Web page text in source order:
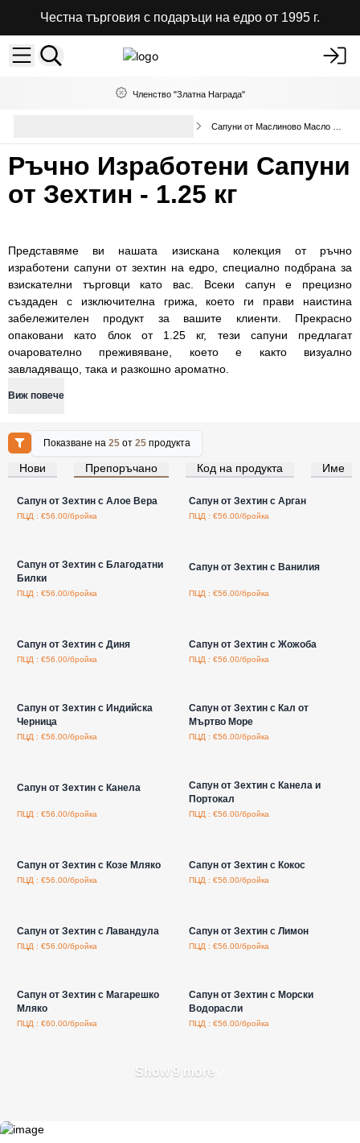
Честна търговия с подаръци на едро от 1995 г.
Членство "Златна Награда"
Ръчно Изработени Сапуни
от Зехтин - 1.25 кг
Представяме ви нашата изискана колекция от ръчно
изработени сапуни от зехтин на едро, специално подбрана за
взискателни търговци като вас. Всеки сапун е прецизно
създаден с изключителна грижа, което ги прави наистина
забележителен продукт за вашите клиенти. Прекрасно
опаковани като блок от 1.25 кг, тези сапуни предлагат
очарователно преживяване, което е както визуално
завладяващо, така и разкошно ароматно.
Виж повече
Показване на25 от25 продукта
Нови Препоръчано Код на продукта Име
Влезте за цени на едро
Сапун от Зехтин с Алое Вера
ПЦД : €56.00/бройка
Влезте за цени на едро
Сапун от Зехтин с Арган
ПЦД : €56.00/бройка
Сапун от Зехтин с Благодатни
Билки
ПЦД : €56.00/бройка
Сапун от Зехтин с Ванилия
ПЦД : €56.00/бройка
Сапун от Зехтин с Диня
ПЦД : €56.00/бройка
Сапун от Зехтин с Жожоба
ПЦД : €56.00/бройка
Сапун от Зехтин с Индийска
Черница
ПЦД : €56.00/бройка
Сапун от Зехтин с Кал от
Мъртво Море
ПЦД : €56.00/бройка
Сапун от Зехтин с Канела
ПЦД : €56.00/бройка
Сапун от Зехтин с Канела и
Портокал
ПЦД : €56.00/бройка
Сапун от Зехтин с Козе Мляко
ПЦД : €56.00/бройка
Сапун от Зехтин с Кокос
ПЦД : €56.00/бройка
Сапун от Зехтин с Лавандула
ПЦД : €56.00/бройка
Сапун от Зехтин с Лимон
ПЦД : €56.00/бройка
Сапун от Зехтин с Магарешко
Мляко
ПЦД : €60.00/бройка
Сапун от Зехтин с Морски
Водорасли
ПЦД : €56.00/бройка
Show 9 more